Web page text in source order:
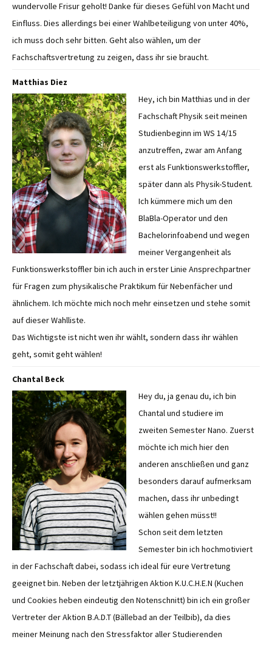
wundervolle Frisur geholt! Danke für dieses Gefühl von Macht und
Einfluss. Dies allerdings bei einer Wahlbeteiligung von unter 40%,
ich muss doch sehr bitten. Geht also wählen, um der
Fachschaftsvertretung zu zeigen, dass ihr sie braucht.
Matthias Diez
Hey, ich bin Matthias und in der
Fachschaft Physik seit meinen
Studienbeginn im WS 14/15
anzutreffen, zwar am Anfang
erst als Funktionswerkstoffler,
später dann als Physik-Student.
Ich kümmere mich um den
BlaBla-Operator und den
Bachelorinfoabend und wegen
meiner Vergangenheit als
Funktionswerkstoffler bin ich auch in erster Linie Ansprechpartner
für Fragen zum physikalische Praktikum für Nebenfächer und
ähnlichem. Ich möchte mich noch mehr einsetzen und stehe somit
auf dieser Wahlliste.
Das Wichtigste ist nicht wen ihr wählt, sondern dass ihr wählen
geht, somit geht wählen!
Chantal Beck
Hey du, ja genau du, ich bin
Chantal und studiere im
zweiten Semester Nano. Zuerst
möchte ich mich hier den
anderen anschließen und ganz
besonders darauf aufmerksam
machen, dass ihr unbedingt
wählen gehen müsst!!
Schon seit dem letzten
Semester bin ich hochmotiviert
in der Fachschaft dabei, sodass ich ideal für eure Vertretung
geeignet bin. Neben der letztjährigen Aktion K.U.C.H.E.N (Kuchen
und Cookies heben eindeutig den Notenschnitt) bin ich ein großer
Vertreter der Aktion B.A.D.T (Bällebad an der Teilbib), da dies
meiner Meinung nach den Stressfaktor aller Studierenden